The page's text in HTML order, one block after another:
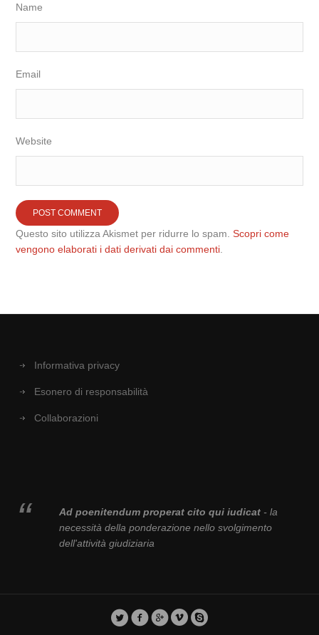
Name
Email
Website
Questo sito utilizza Akismet per ridurre lo spam.Scopri come
vengono elaborati i dati derivati dai commenti
Informativa privacy
Esonero di responsabilità
Collaborazioni
Ad poenitendum properat cito qui iudicat- la
necessità della ponderazione nello svolgimento
dell'attività giudiziaria